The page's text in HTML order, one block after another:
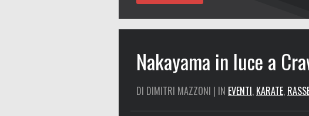
Nakayama in luce a
DI DIMITRI MAZZONI | IN EVENTI, KARATE,